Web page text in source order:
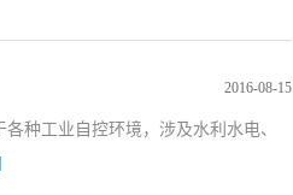
2016-08-15
种工业自控环境，涉及水利水电、